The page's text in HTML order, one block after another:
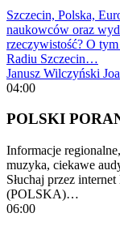
Szczecin, Polska,
naukowców oraz
rzeczywistość? O
Radiu Szczecin…
Janusz Wilczyński
04:00
POLSKI
Informacje
muzyka, ciekawe
Słuchaj przez
(POLSKA)…
06:00